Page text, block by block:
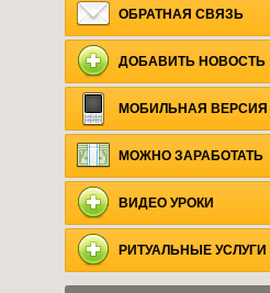
ОБРАТНАЯ СВЯЗЬ
ДОБАВИТЬ НОВОСТЬ
МОБИЛЬНАЯ ВЕРСИЯ
МОЖНО ЗАРАБОТАТЬ
ВИДЕО УРОКИ
РИТУАЛЬНЫЕ УСЛУГИ